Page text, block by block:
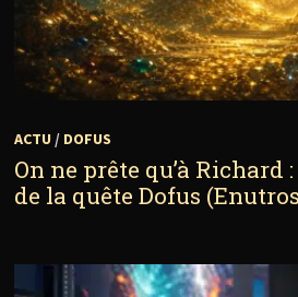
ACTU / DOFUS
On ne prête qu’à Richard
de la quête Dofus